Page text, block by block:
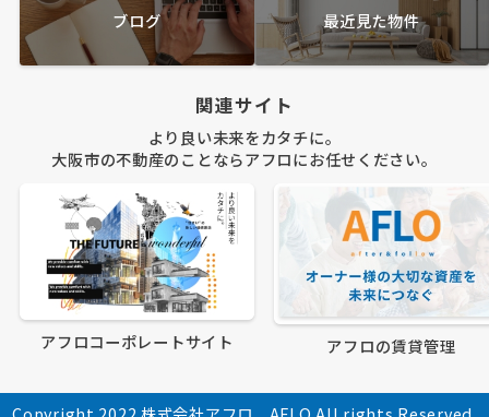
ブログ 最近見た物件
関連サイト
より良い未来をカタチに。
大阪市の不動産のことならアフロにお任せください。
アフロコーポレートサイト アフロの賃貸管理